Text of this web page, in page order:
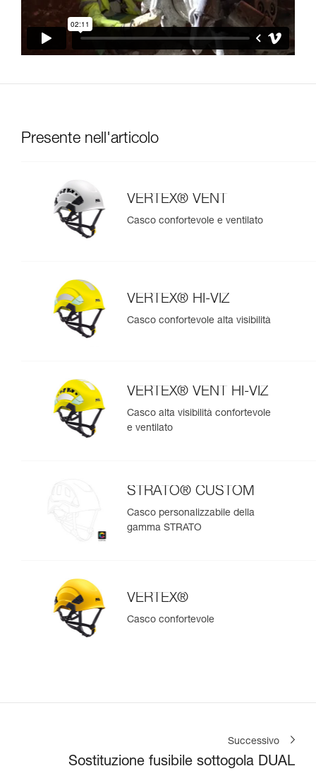
Presente nell'articolo
VERTEX® VENT
Casco confortevole e ventilato
VERTEX® HI-VIZ
Casco confortevole alta visibilità
VERTEX® VENT HI-VIZ
Casco alta visibilità confortevole
e ventilato
STRATO® CUSTOM
Casco personalizzabile della
gamma STRATO
VERTEX®
Casco confortevole
Successivo
Sostituzione fusibile sottogola DUAL